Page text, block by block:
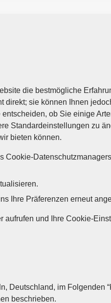
die bestmögliche
direkt; sie können Ihnen
ob Sie einige
Standardeinstellungen zu
bieten können.
Ihre Präferenzen erneut
aufrufen und Ihre Cookie-
im Folgenden
beschrieben.